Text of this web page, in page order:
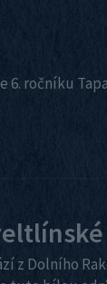
6. ročníku
z Dolního